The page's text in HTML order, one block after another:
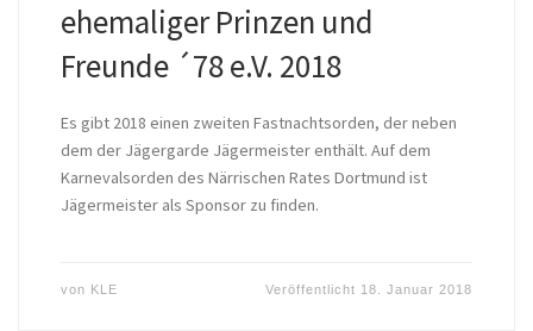
ehemaliger Prinzen und
Freunde ´78 e.V. 2018
Es gibt 2018 einen zweiten Fastnachtsorden, der neben
dem der Jägergarde Jägermeister enthält. Auf dem
Karnevalsorden des Närrischen Rates Dortmund ist
Jägermeister als Sponsor zu finden.
von KLE Veröffentlicht 18. Januar 2018